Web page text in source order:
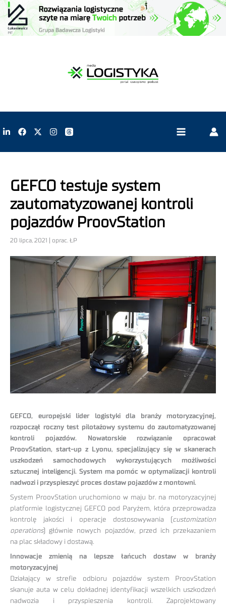
GEFCO testuje system
zautomatyzowanej kontroli
pojazdów ProovStation
20 lipca, 2021 | oprac. ŁP
GEFCO, europejski lider logistyki dla branży motoryzacyjnej,
rozpoczął roczny test pilotażowy systemu do zautomatyzowanej
kontroli pojazdów. Nowatorskie rozwiązanie opracował
ProovStation, start-up z Lyonu, specjalizujący się w skanerach
uszkodzeń samochodowych wykorzystujących możliwości
sztucznej inteligencji. System ma pomóc w optymalizacji kontroli
nadwozi i przyspieszyć proces dostaw pojazdów z montowni.
System ProovStation uruchomiono w maju br. na motoryzacyjnej
platformie logistycznej GEFCO pod Paryżem, która przeprowadza
kontrolę jakości i operacje dostosowywania ( customization
operations) głównie nowych pojazdów, przed ich przekazaniem
na plac składowy i dostawą.
Innowacje zmienią na lepsze łańcuch dostaw w branży
motoryzacyjnej
Działający w strefie odbioru pojazdów system ProovStation
skanuje auta w celu dokładnej identyfikacji wszelkich uszkodzeń
nadwozia i przyspieszenia kontroli. Zaprojektowany